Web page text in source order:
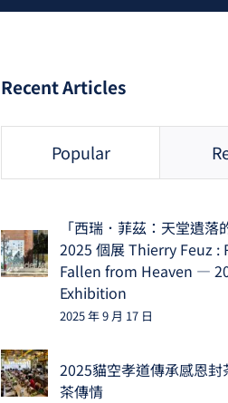
Recent Articles
Popular
「西瑞．菲茲：天堂遺
2025 個展 Thierry Feuz :
Fallen from Heaven —
Exhibition
2025 年 9 月 17 日
2025貓空孝道傳承感恩
茶傳情